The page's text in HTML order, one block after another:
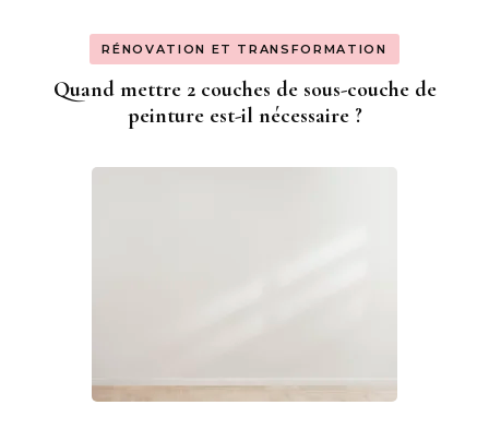
RÉNOVATION ET TRANSFORMATION
Quand mettre 2 couches de sous-couche de
peinture est-il nécessaire ?